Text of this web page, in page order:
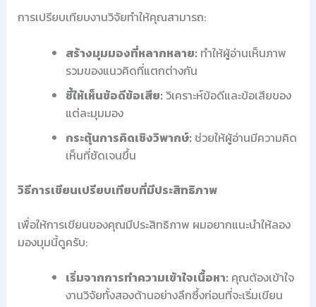
การเปรียบเทียบงานวิจัยทำให้คุณสามารถ:
สร้างมุมมองที่หลากหลาย: ทำให้ผู้อ่านเห็นภาพ
รวมของแนวคิดที่แตกต่างกัน
ชี้ให้เห็นข้อดีข้อเสีย: วิเคราะห์ข้อดีและข้อเสียของ
แต่ละมุมมอง
กระตุ้นการคิดเชิงวิพากษ์: ช่วยให้ผู้อ่านมีความคิด
เห็นที่ชัดเจนขึ้น
วิธีการเขียนเปรียบเทียบที่มีประสิทธิภาพ
เพื่อให้การเขียนของคุณมีประสิทธิภาพ ผมอยากแนะนำให้ลอง
มองมุมนี้ดูครับ:
เริ่มจากการทำความเข้าใจเนื้อหา: คุณต้องเข้าใจ
งานวิจัยทั้งสองด้านอย่างลึกซึ้งก่อนที่จะเริ่มเขียน